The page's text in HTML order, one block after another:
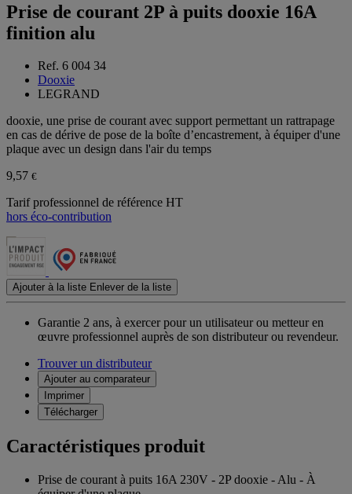
Prise de courant 2P à puits dooxie 16A
finition alu
Ref. 6 004 34
Dooxie
LEGRAND
dooxie, une prise de courant avec support permettant un rattrapage
en cas de dérive de pose de la boîte d’encastrement, à équiper d'une
plaque avec un design dans l'air du temps
9,57 €
Tarif professionnel de référence HT
hors éco-contribution
Ajouter à la liste Enlever de la liste
Garantie 2 ans, à exercer pour un utilisateur ou metteur en
œuvre professionnel auprès de son distributeur ou revendeur.
Trouver un distributeur
Ajouter au comparateur
Imprimer
Télécharger
Caractéristiques produit
Prise de courant à puits 16A 230V - 2P dooxie - Alu - À